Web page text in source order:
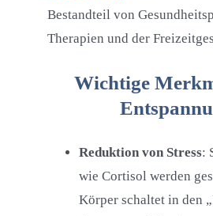
Bestandteil von
Therapien und der
Wichtige
Reduktion von Stress:
wie Cortisol werden
Körper schaltet in den